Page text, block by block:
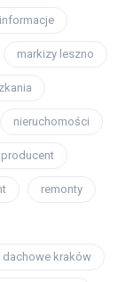
informacje
markizy leszno
nieruchomości
remonty
dachowe kraków